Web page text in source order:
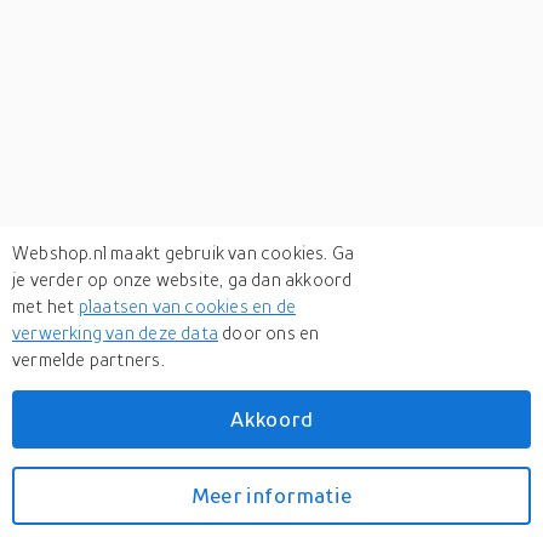
gerelateerde categorieën
Eten & drinken
Webshop.nl maakt gebruik van cookies. Ga
je verder op onze website, ga dan akkoord
met het plaatsen van cookies en de
verwerking van deze data door ons en
vermelde partners.
Akkoord
Meer informatie